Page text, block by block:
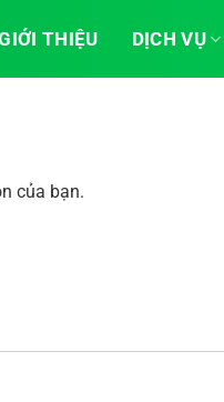
THIỆU DỊCH VỤ
của bạn.